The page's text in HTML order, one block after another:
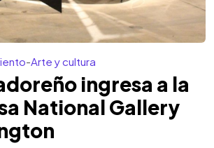
-Arte y cultura
ingresa a la
National Gallery